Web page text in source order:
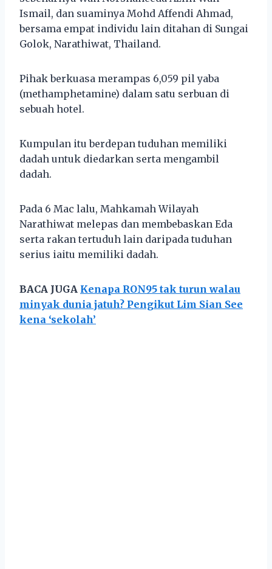
Ismail, dan suaminya Mohd Affendi Ahmad,
bersama empat individu lain ditahan di Sungai
Golok, Narathiwat, Thailand.
Pihak berkuasa merampas 6,059 pil yaba
(methamphetamine) dalam satu serbuan di
sebuah hotel.
Kumpulan itu berdepan tuduhan memiliki
dadah untuk diedarkan serta mengambil
dadah.
Pada 6 Mac lalu, Mahkamah Wilayah
Narathiwat melepas dan membebaskan Eda
serta rakan tertuduh lain daripada tuduhan
serius iaitu memiliki dadah.
BACA JUGA Kenapa RON95 tak turun walau
minyak dunia jatuh? Pengikut Lim Sian See
kena ‘sekolah’